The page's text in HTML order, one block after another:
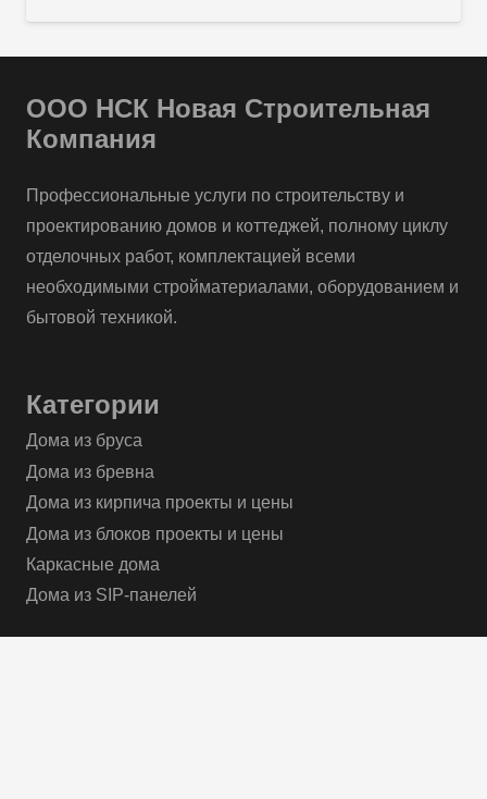
ООО НСК Новая Строительная
Компания
Профессиональные услуги по строительству и
проектированию домов и коттеджей, полному циклу
отделочных работ, комплектацией всеми
необходимыми стройматериалами, оборудованием и
бытовой техникой.
Категории
Дома из бруса
Дома из бревна
Дома из кирпича проекты и цены
Дома из блоков проекты и цены
Каркасные дома
Дома из SIP-панелей